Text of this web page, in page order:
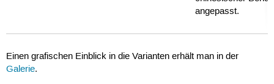
angepasst.
Einen grafischen Einblick in die Varianten erhält man in der
Galerie.